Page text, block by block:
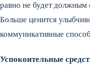
равно не будет должным
Больше ценится
коммуникативные
Успокоительные